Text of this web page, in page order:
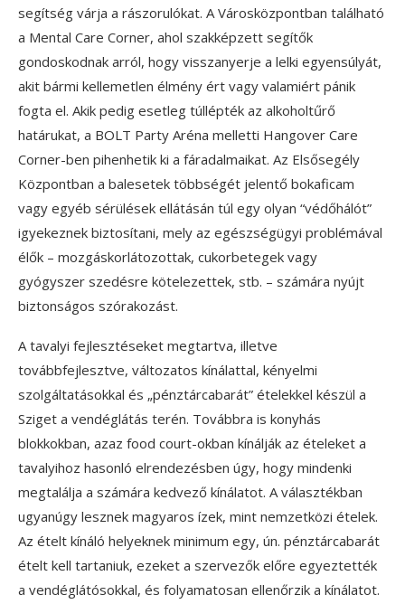
segítség várja a rászorulókat. A Városközpontban található
a Mental Care Corner, ahol szakképzett segítők
gondoskodnak arról, hogy visszanyerje a lelki egyensúlyát,
akit bármi kellemetlen élmény ért vagy valamiért pánik
fogta el. Akik pedig esetleg túllépték az alkoholtűrő
határukat, a BOLT Party Aréna melletti Hangover Care
Corner-ben pihenhetik ki a fáradalmaikat. Az Elsősegély
Központban a balesetek többségét jelentő bokaficam
vagy egyéb sérülések ellátásán túl egy olyan “védőhálót”
igyekeznek biztosítani, mely az egészségügyi problémával
élők – mozgáskorlátozottak, cukorbetegek vagy
gyógyszer szedésre kötelezettek, stb. – számára nyújt
biztonságos szórakozást.
A tavalyi fejlesztéseket megtartva, illetve
továbbfejlesztve, változatos kínálattal, kényelmi
szolgáltatásokkal és „pénztárcabarát” ételekkel készül a
Sziget a vendéglátás terén. Továbbra is konyhás
blokkokban, azaz food court-okban kínálják az ételeket a
tavalyihoz hasonló elrendezésben úgy, hogy mindenki
megtalálja a számára kedvező kínálatot. A választékban
ugyanúgy lesznek magyaros ízek, mint nemzetközi ételek.
Az ételt kínáló helyeknek minimum egy, ún. pénztárcabarát
ételt kell tartaniuk, ezeket a szervezők előre egyeztették
a vendéglátósokkal, és folyamatosan ellenőrzik a kínálatot.